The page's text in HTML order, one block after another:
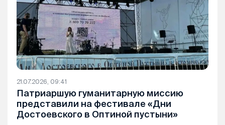
21.07.2026, 09:41
Патриаршую гуманитарную миссию
представили на фестивале «Дни
Достоевского в Оптиной пустыни»